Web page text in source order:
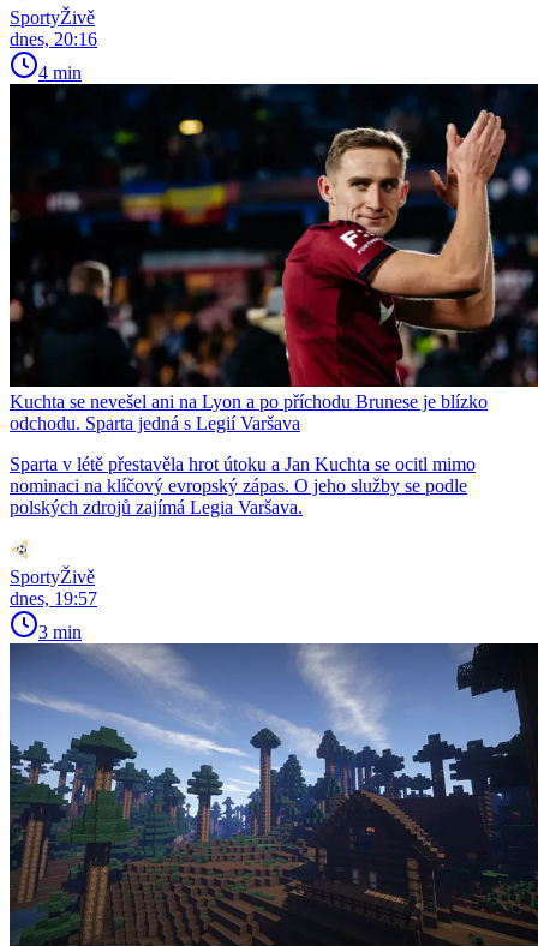
SportyŽivě
dnes, 20:16
4 min
Kuchta se nevešel ani na Lyon a po příchodu Brunese je blízko
odchodu. Sparta jedná s Legií Varšava
Sparta v létě přestavěla hrot útoku a Jan Kuchta se ocitl mimo
nominaci na klíčový evropský zápas. O jeho služby se podle
polských zdrojů zajímá Legia Varšava.
SportyŽivě
dnes, 19:57
3 min